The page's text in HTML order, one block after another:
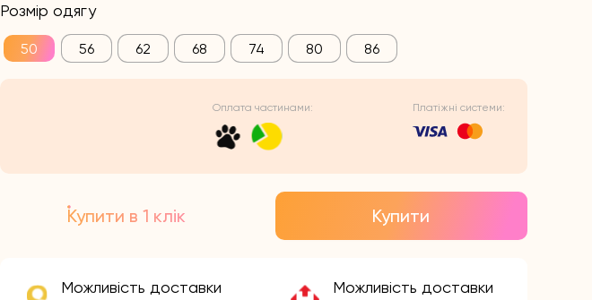
Розмір одягу
50 56 62 68 74 80 86
Оплата частинами: Платіжні системи:
Купити в 1 клік Купити
Можливість доставки
Можливість доставки